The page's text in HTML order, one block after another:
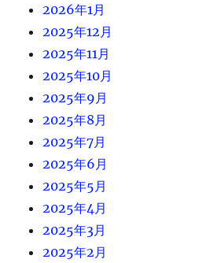
2026年1月
2025年12月
2025年11月
2025年10月
2025年9月
2025年8月
2025年7月
2025年6月
2025年5月
2025年4月
2025年3月
2025年2月